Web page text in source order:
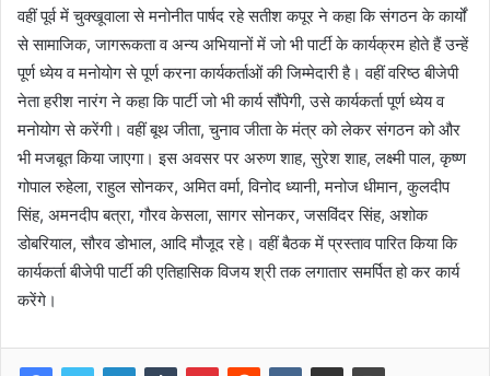
वहीं पूर्व में चुक्खूवाला से मनोनीत पार्षद रहे सतीश कपूर ने कहा कि संगठन के कार्यों
से सामाजिक, जागरूकता व अन्य अभियानों में जो भी पार्टी के कार्यक्रम होते हैं उन्हें
पूर्ण ध्येय व मनोयोग से पूर्ण करना कार्यकर्ताओं की जिम्मेदारी है। वहीं वरिष्ठ बीजेपी
नेता हरीश नारंग ने कहा कि पार्टी जो भी कार्य सौंपेगी, उसे कार्यकर्ता पूर्ण ध्येय व
मनोयोग से करेंगी। वहीं बूथ जीता, चुनाव जीता के मंत्र को लेकर संगठन को और
भी मजबूत किया जाएगा। इस अवसर पर अरुण शाह, सुरेश शाह, लक्ष्मी पाल, कृष्ण
गोपाल रुहेला, राहुल सोनकर, अमित वर्मा, विनोद ध्यानी, मनोज धीमान, कुलदीप
सिंह, अमनदीप बत्रा, गौरव केसला, सागर सोनकर, जसविंदर सिंह, अशोक
डोबरियाल, सौरव डोभाल, आदि मौजूद रहे। वहीं बैठक में प्रस्ताव पारित किया कि
कार्यकर्ता बीजेपी पार्टी की एतिहासिक विजय श्री तक लगातार समर्पित हो कर कार्य
करेंगे।